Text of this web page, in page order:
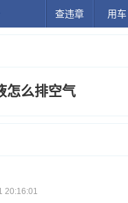
查违章 用车
怎么排空气
20:16:01